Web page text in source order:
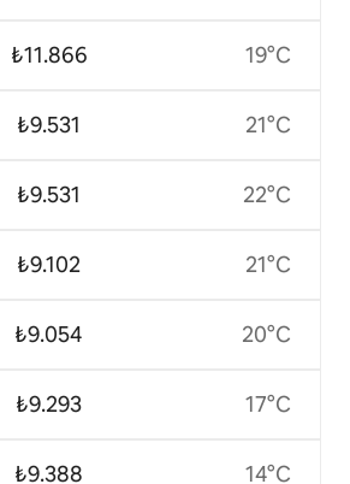
₺11.866
₺9.531
₺9.531
₺9.102
₺9.054
₺9.293
₺9.388
19°C
21°C
22°C
21°C
20°C
17°C
14°C